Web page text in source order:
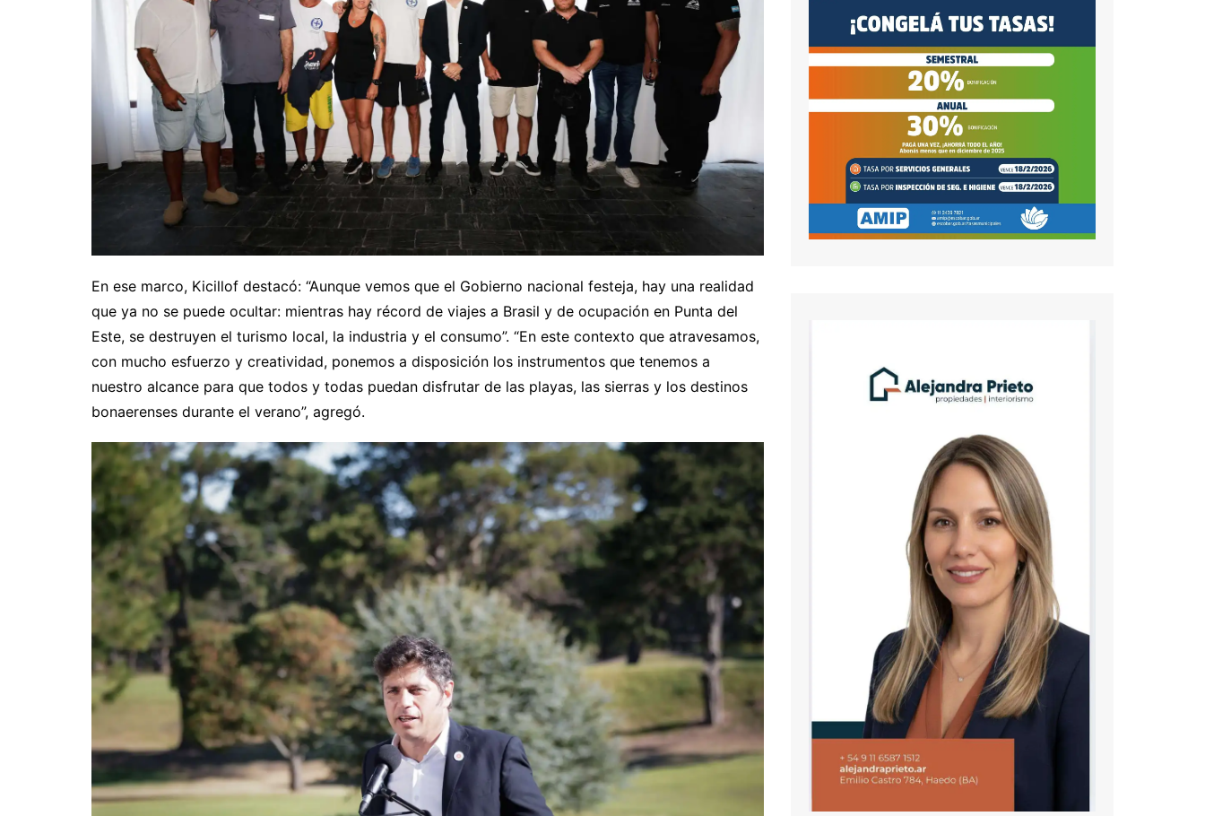
En ese marco, Kicillof destacó: “Aunque vemos que el Gobierno nacional festeja, hay una realidad
que ya no se puede ocultar: mientras hay récord de viajes a Brasil y de ocupación en Punta del
Este, se destruyen el turismo local, la industria y el consumo”. “En este contexto que atravesamos,
con mucho esfuerzo y creatividad, ponemos a disposición los instrumentos que tenemos a
nuestro alcance para que todos y todas puedan disfrutar de las playas, las sierras y los destinos
bonaerenses durante el verano”, agregó.